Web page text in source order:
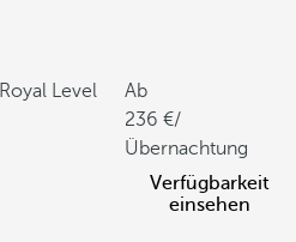
Royal Level
Ab
236
/
Übernachtung
Verfügbarkeit
einsehen